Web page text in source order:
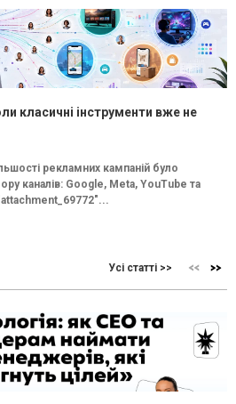
класичні інструменти вже не
рекламних кампаній було
каналів: Google, Meta, YouTube та
Усі статті >>